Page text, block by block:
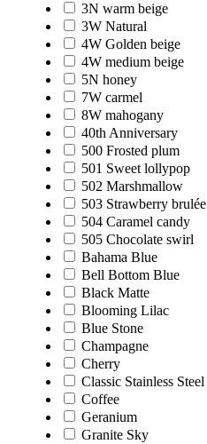
3N warm beige
3W Natural
4W Golden beige
4W medium beige
5N honey
7W carmel
8W mahogany
40th Anniversary
500 Frosted plum
501 Sweet lollypop
502 Marshmallow
503 Strawberry brulée
504 Caramel candy
505 Chocolate swirl
Bahama Blue
Bell Bottom Blue
Black Matte
Blooming Lilac
Blue Stone
Champagne
Cherry
Classic Stainless Steel
Coffee
Geranium
Granite Sky